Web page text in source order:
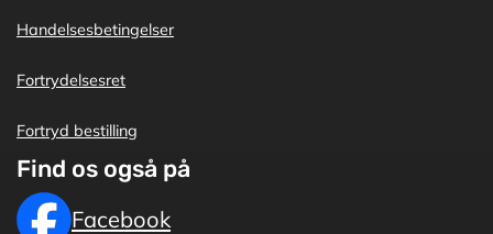
Handelsesbetingelser
Fortrydelsesret
Fortryd bestilling
Find os også på
Facebook